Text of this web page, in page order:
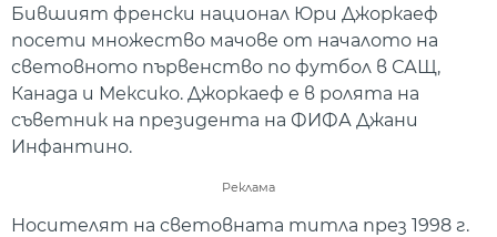
Бившият френски национал Юри Джоркаеф
посети множество мачове от началото на
световното първенство по футбол в САЩ,
Канада и Мексико. Джоркаеф е в ролята на
съветник на президента на ФИФА Джани
Инфантино.
Реклама
Носителят на световната титла през 1998 г.